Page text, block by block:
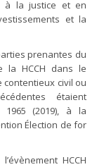
à la justice et en
et la
prenantes du
la HCCH dans le
contentieux civil ou
étaient
(2019), à la
Élection de for
HCCH